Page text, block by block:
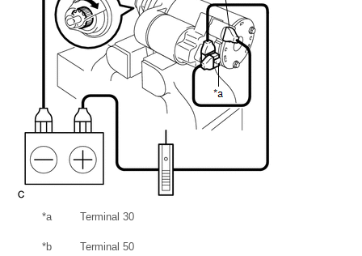
*a Terminal 30
*b Terminal 50